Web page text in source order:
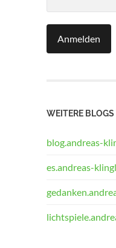
WEITERE
blog.andreas-
es.andreas-